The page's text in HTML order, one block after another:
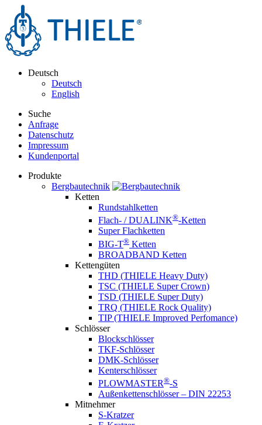
Deutsch
Deutsch
English
Suche
Anfrage
Datenschutz
Impressum
Kundenportal
Produkte
Bergbautechnik
Ketten
Rundstahlketten
Flach- / DUALINK®-Ketten
Super Flachketten
BIG-T® Ketten
BROADBAND Ketten
Kettengüten
THD (THIELE Heavy Duty)
TSC (THIELE Super Crown)
TSD (THIELE Super Duty)
TRQ (THIELE Rock Quality)
TIP (THIELE Improved Perfomance)
Schlösser
Blockschlösser
TKF-Schlösser
DMK-Schlösser
Kenterschlösser
PLOWMASTER®-S
Außenkettenschlösser – DIN 22253
Mitnehmer
S-Kratzer